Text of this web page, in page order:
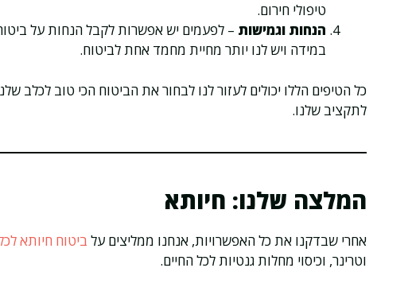
טיפולי חירום.
הנחות וגמישות – לפעמים יש אפשרות לקבל הנחות על
במידה ויש לנו יותר מחיית מחמד אחת לביטוח.
כל הטיפים הללו יכולים לעזור לנו לבחור את הביטוח הכי טוב לכלב
לתקציב שלנו.
המלצה שלנו: חיותא
אחרי שבדקנו את כל האפשרויות, אנחנו ממליצים על ביטוח חיותא
וטרינר, וכיסוי מחלות גנטיות לכל החיים.